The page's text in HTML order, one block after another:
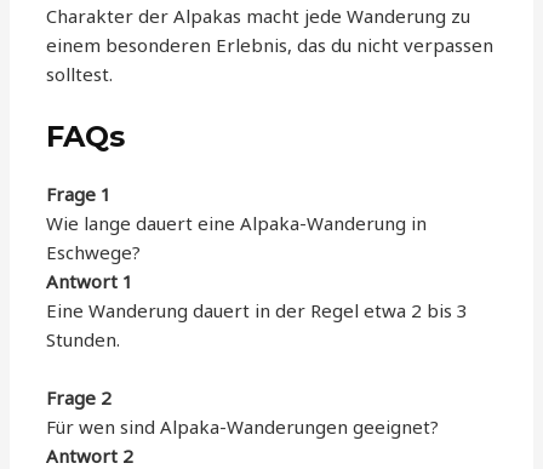
Charakter der Alpakas macht jede Wanderung zu
einem besonderen Erlebnis, das du nicht verpassen
solltest.
FAQs
Frage 1
Wie lange dauert eine Alpaka-Wanderung in
Eschwege?
Antwort 1
Eine Wanderung dauert in der Regel etwa 2 bis 3
Stunden.
Frage 2
Für wen sind Alpaka-Wanderungen geeignet?
Antwort 2